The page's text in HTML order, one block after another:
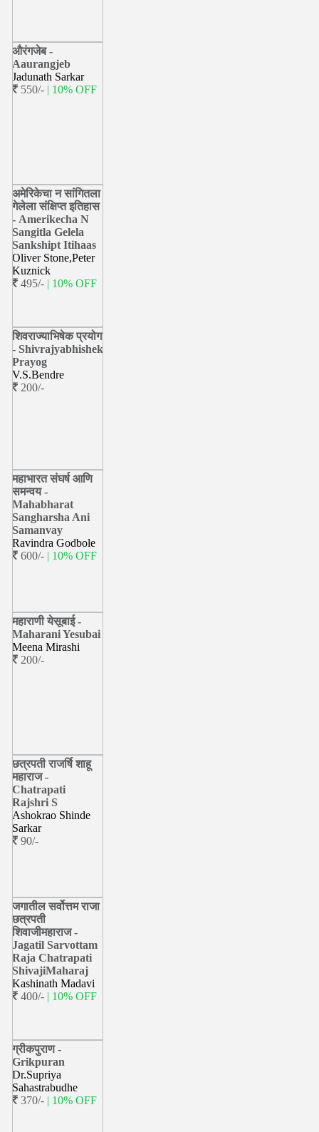
औरंगजेब -
Aaurangjeb
Jadunath Sarkar
550/- | 10% OFF
अमेरिकेचा न सांगितला
गेलेला संक्षिप्त इतिहास
- Amerikecha N
Sangitla Gelela
Sankshipt Itihaas
Oliver Stone,Peter
Kuznick
495/- | 10% OFF
शिवराज्याभिषेक प्रयोग
- Shivrajyabhishek
Prayog
V.S.Bendre
200/-
महाभारत संघर्ष आणि
समन्वय -
Mahabharat
Sangharsha Ani
Samanvay
Ravindra Godbole
600/- | 10% OFF
महाराणी येसूबाई -
Maharani Yesubai
Meena Mirashi
200/-
छत्रपती राजर्षि शाहू
महाराज -
Chatrapati
Rajshri S
Ashokrao Shinde
Sarkar
90/-
जगातील सर्वोत्तम राजा
छत्रपती
शिवाजीमहाराज -
Jagatil Sarvottam
Raja Chatrapati
ShivajiMaharaj
Kashinath Madavi
400/- | 10% OFF
ग्रीकपुराण -
Grikpuran
Dr.Supriya
Sahastrabudhe
370/- | 10% OFF